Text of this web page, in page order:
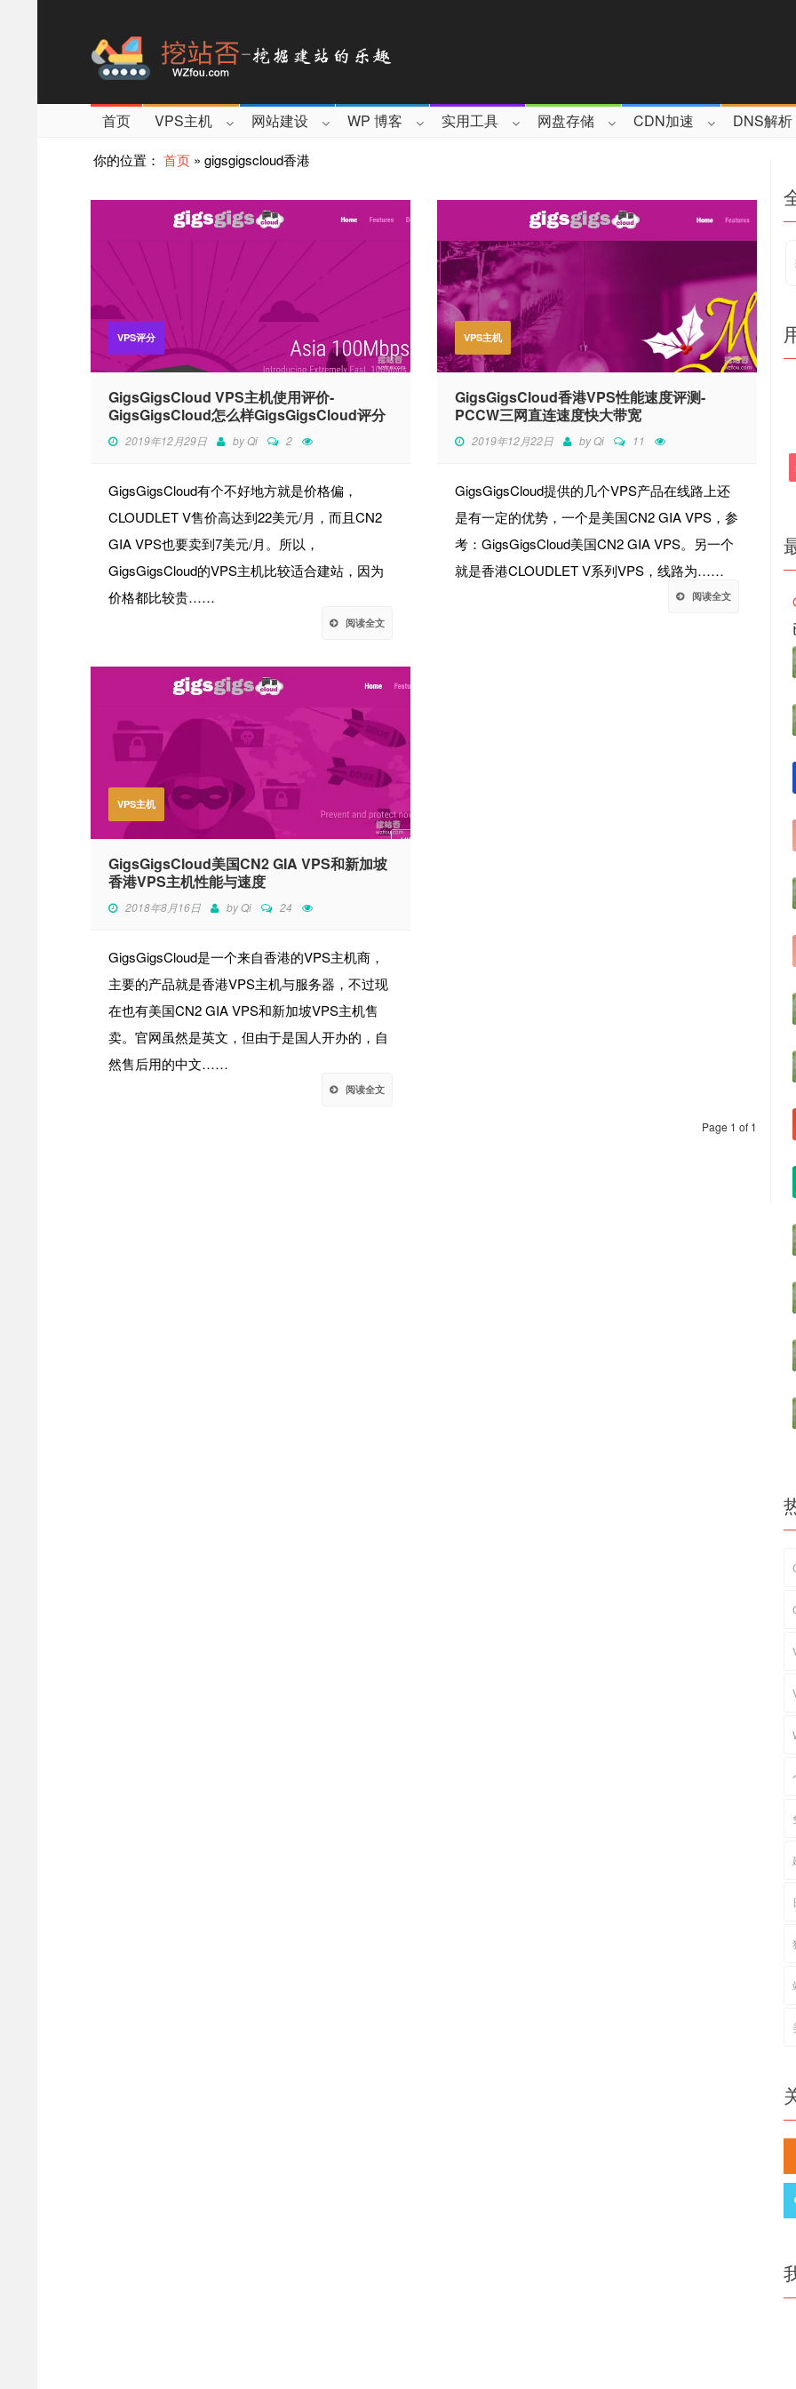
首页 VPS主机 网站建设 WP 博客 实用工具 网盘存储 CDN加速 DNS解析
你的位置： 首页 » gigsgigscloud香港
VPS评分
GigsGigsCloud VPS主机使用评价-
GigsGigsCloud怎么样GigsGigsCloud评分
2019年12月29日 byQi 2
GigsGigsCloud有个不好地方就是价格偏，
CLOUDLET V售价高达到22美元/月，而且CN2
GIA VPS也要卖到7美元/月。所以，
GigsGigsCloud的VPS主机比较适合建站，因为
价格都比较贵……
阅读全文
VPS主机
GigsGigsCloud香港VPS性能速度评测-
PCCW三网直连速度快大带宽
2019年12月22日 byQi 11
GigsGigsCloud提供的几个VPS产品在线路上还
是有一定的优势，一个是美国CN2 GIA VPS，参
考：GigsGigsCloud美国CN2 GIA VPS。另一个
就是香港CLOUDLET V系列VPS，线路为……
阅读全文
VPS主机
GigsGigsCloud美国CN2 GIA VPS和新加坡
香港VPS主机性能与速度
2018年8月16日 byQi 24
GigsGigsCloud是一个来自香港的VPS主机商，
主要的产品就是香港VPS主机与服务器，不过现
在也有美国CN2 GIA VPS和新加坡VPS主机售
卖。官网虽然是英文，但由于是国人开办的，自
然售后用的中文……
阅读全文
Page 1 of 1